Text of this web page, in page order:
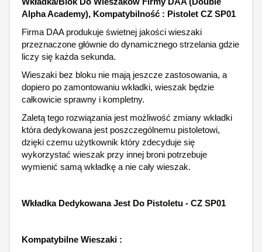
Alpha Academy), Kompatybilność : Pistolet CZ SP01
Firma DAA produkuje świetnej jakości wieszaki
przeznaczone głównie do dynamicznego strzelania gdzie
liczy się każda sekunda.
Wieszaki bez bloku nie mają jeszcze zastosowania, a
dopiero po zamontowaniu wkładki, wieszak będzie
całkowicie sprawny i kompletny.
Zaletą tego rozwiązania jest możliwość zmiany wkładki
która dedykowana jest poszczególnemu pistoletowi,
dzięki czemu użytkownik który zdecyduje się
wykorzystać wieszak przy innej broni potrzebuje
wymienić samą wkładkę a nie cały wieszak.
Wkładka Dedykowana Jest Do Pistoletu - CZ SP01
Kompatybilne Wieszaki :